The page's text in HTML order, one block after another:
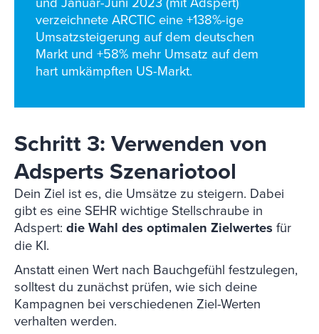
verzeichnete ARCTIC eine +138%-ige
Umsatzsteigerung auf dem deutschen
Markt und +58% mehr Umsatz auf dem
hart umkämpften US-Markt.
Schritt 3: Verwenden von
Adsperts Szenariotool
Dein Ziel ist es, die Umsätze zu steigern. Dabei
gibt es eine SEHR wichtige Stellschraube in
Adspert: die Wahl des optimalen Zielwertesfür
die KI.
Anstatt einen Wert nach Bauchgefühl festzulegen,
solltest du zunächst prüfen, wie sich deine
Kampagnen bei verschiedenen Ziel-Werten
verhalten werden.